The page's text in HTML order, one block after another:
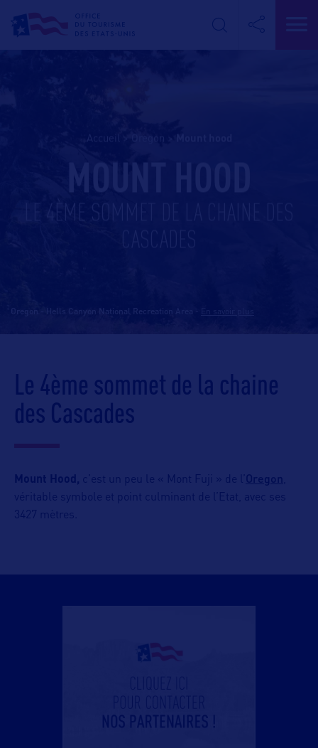
Accueil Oregon
MOUNT HOOD
LE 4ÈME SOMMET DE LA CHAINE DES
Oregon - Hells Canyon National Recreation Area
Le 4ème sommet de la chaine
des Cascades
Mount Hood, c’est un peu le « Mont Fuji » de l’ Oregon
véritable symbole et point culminant de l’Etat, avec ses
3427 mètres.